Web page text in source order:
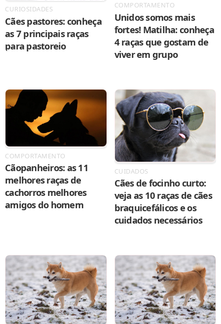
CURIOSIDADES
Cães pastores: conheça
as 7 principais raças
para pastoreio
COMPORTAMENTO
Unidos somos mais
fortes! Matilha: conheça
4 raças que gostam de
viver em grupo
COMPORTAMENTO
Cãopanheiros: as 11
melhores raças de
cachorros melhores
amigos do homem
CUIDADOS
Cães de focinho curto:
veja as 10 raças de cães
braquicefálicos e os
cuidados necessários